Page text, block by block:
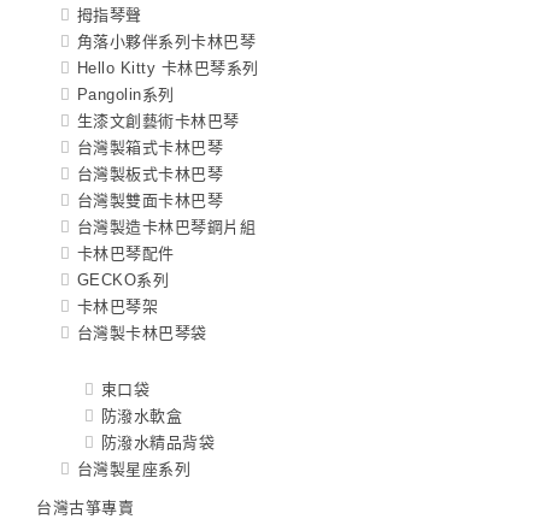
拇指琴聲
角落小夥伴系列卡林巴琴
Hello Kitty 卡林巴琴系列
Pangolin系列
生漆文創藝術卡林巴琴
台灣製箱式卡林巴琴
台灣製板式卡林巴琴
台灣製雙面卡林巴琴
台灣製造卡林巴琴鋼片組
卡林巴琴配件
GECKO系列
卡林巴琴架
台灣製卡林巴琴袋
束口袋
防潑水軟盒
防潑水精品背袋
台灣製星座系列
台灣古箏專賣